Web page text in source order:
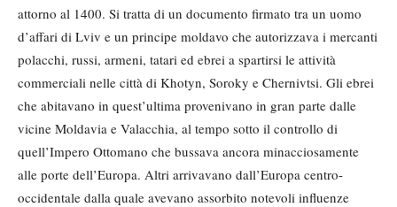
attorno al 1400. Si tratta di un documento firmato tra un uomo
d’affari di Lviv e un principe moldavo che autorizzava i mercanti
polacchi, russi, armeni, tatari ed ebrei a spartirsi le attività
commerciali nelle città di Khotyn, Soroky e Chernivtsi. Gli ebrei
che abitavano in quest’ultima provenivano in gran parte dalle
vicine Moldavia e Valacchia, al tempo sotto il controllo di
quell’Impero Ottomano che bussava ancora minacciosamente
alle porte dell’Europa. Altri arrivavano dall’Europa centro-
occidentale dalla quale avevano assorbito notevoli influenze